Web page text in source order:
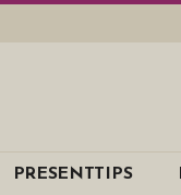
PRESENTTIPS